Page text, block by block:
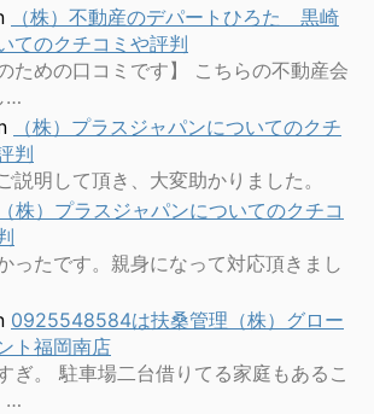
（株）不動産のデパートひろた 黒崎
てのクチコミや評判
のための口コミです】 こちらの不動産会
…
（株）プラスジャパンについてのクチ
判
説明して頂き、大変助かりました。
（株）プラスジャパンについてのクチコ
ったです。親身になって対応頂きまし
0925548584は扶桑管理（株）グロー
ト福岡南店
ぎ。 駐車場二台借りてる家庭もあるこ
…